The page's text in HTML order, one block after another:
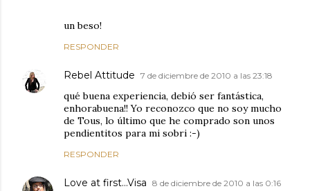
un beso!
RESPONDER
Rebel Attitude 7 de diciembre de 2010 a las 23:18
qué buena experiencia, debió ser fantástica,
enhorabuena!! Yo reconozco que no soy mucho
de Tous, lo último que he comprado son unos
pendientitos para mi sobri :-)
RESPONDER
Love at first...Visa 8 de diciembre de 2010 a las 0:16